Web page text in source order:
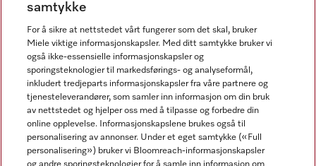
Nyhetsbrev
samtykke
For å sikre at nettstedet vårt fungerer som det skal, bruker
Miele viktige informasjonskapsler. Med ditt samtykke bruker vi
også ikke-essensielle informasjonskapsler og
sporingsteknologier til markedsførings- og analyseformål,
inkludert tredjeparts informasjonskapsler fra våre partnere og
tjenesteleverandører, som samler inn informasjon om din bruk
av nettstedet og hjelper oss med å tilpasse og forbedre din
online opplevelse. Informasjonskapslene brukes også til
personalisering av annonser. Under et eget samtykke («Full
personalisering») bruker vi Bloomreach-informasjonskapsler